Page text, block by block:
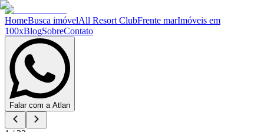
HomeBusca imóvelAll Resort ClubFrente marImóveis em
100xBlogSobreContato
Falar com a Atlan